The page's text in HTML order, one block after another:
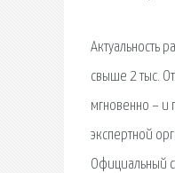
Актуальность
свыше 2 тыс.
мгновенно – и
экспертной
Официальный